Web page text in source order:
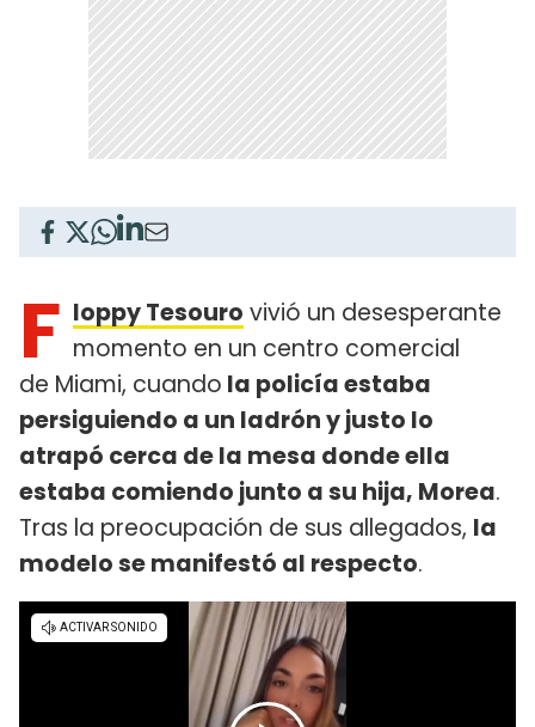
F loppy Tesouro vivió un desesperante
momento en un centro comercial
de Miami, cuando la policía estaba
persiguiendo a un ladrón y justo lo
atrapó cerca de la mesa donde ella
estaba comiendo junto a su hija, Morea.
Tras la preocupación de sus allegados, la
modelo se manifestó al respecto.